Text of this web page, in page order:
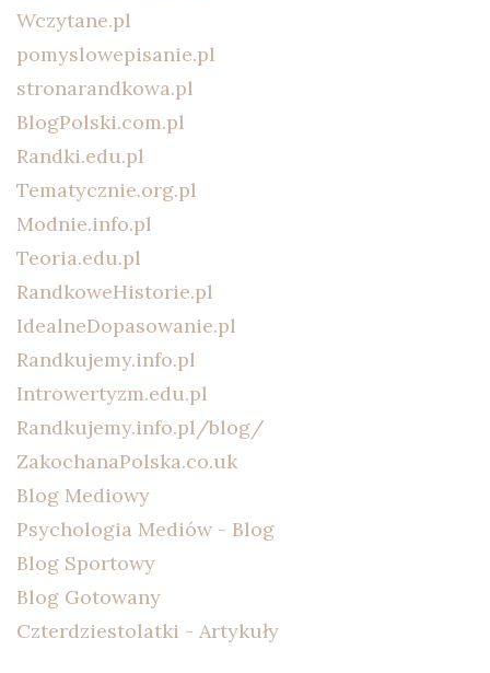
Wczytane.pl
pomyslowepisanie.pl
stronarandkowa.pl
BlogPolski.com.pl
Randki.edu.pl
Tematycznie.org.pl
Modnie.info.pl
Teoria.edu.pl
RandkoweHistorie.pl
IdealneDopasowanie.pl
Randkujemy.info.pl
Introwertyzm.edu.pl
Randkujemy.info.pl/blog/
ZakochanaPolska.co.uk
Blog Mediowy
Psychologia Mediów - Blog
Blog Sportowy
Blog Gotowany
Czterdziestolatki - Artykuły